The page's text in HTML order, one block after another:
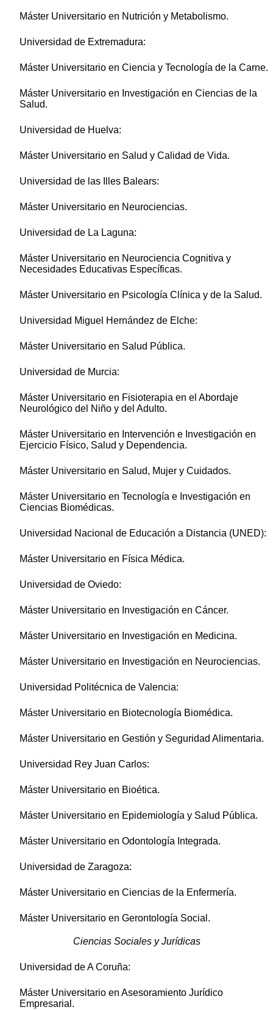
Máster Universitario en Nutrición y Metabolismo.
Universidad de Extremadura:
Máster Universitario en Ciencia y Tecnología de la Carne.
Máster Universitario en Investigación en Ciencias de la
Salud.
Universidad de Huelva:
Máster Universitario en Salud y Calidad de Vida.
Universidad de las Illes Balears:
Máster Universitario en Neurociencias.
Universidad de La Laguna:
Máster Universitario en Neurociencia Cognitiva y
Necesidades Educativas Específicas.
Máster Universitario en Psicología Clínica y de la Salud.
Universidad Miguel Hernández de Elche:
Máster Universitario en Salud Pública.
Universidad de Murcia:
Máster Universitario en Fisioterapia en el Abordaje
Neurológico del Niño y del Adulto.
Máster Universitario en Intervención e Investigación en
Ejercicio Físico, Salud y Dependencia.
Máster Universitario en Salud, Mujer y Cuidados.
Máster Universitario en Tecnología e Investigación en
Ciencias Biomédicas.
Universidad Nacional de Educación a Distancia (UNED):
Máster Universitario en Física Médica.
Universidad de Oviedo:
Máster Universitario en Investigación en Cáncer.
Máster Universitario en Investigación en Medicina.
Máster Universitario en Investigación en Neurociencias.
Universidad Politécnica de Valencia:
Máster Universitario en Biotecnología Biomédica.
Máster Universitario en Gestión y Seguridad Alimentaria.
Universidad Rey Juan Carlos:
Máster Universitario en Bioética.
Máster Universitario en Epidemiología y Salud Pública.
Máster Universitario en Odontología Integrada.
Universidad de Zaragoza:
Máster Universitario en Ciencias de la Enfermería.
Máster Universitario en Gerontología Social.
Ciencias Sociales y Jurídicas
Universidad de A Coruña:
Máster Universitario en Asesoramiento Jurídico
Empresarial.